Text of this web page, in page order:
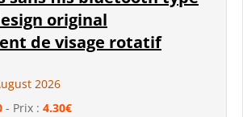
original
de visage rotatif
2026
- Prix : 4.30€